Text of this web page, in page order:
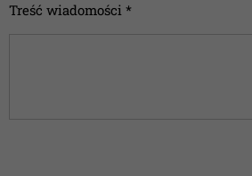
Treść wiadomości *